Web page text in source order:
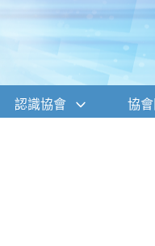
移至網頁之主要內容區位置
認識協會 協